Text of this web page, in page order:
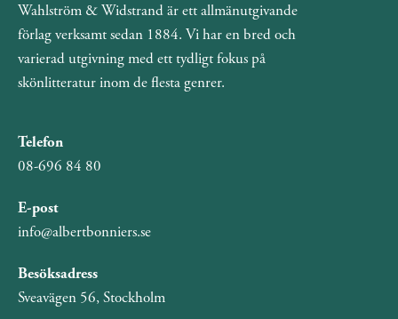
Wahlström & Widstrand är ett allmänutgivande
förlag verksamt sedan 1884. Vi har en bred och
varierad utgivning med ett tydligt fokus på
skönlitteratur inom de flesta genrer.
Telefon
08-696 84 80
E-post
info@albertbonniers.se
Besöksadress
Sveavägen 56, Stockholm